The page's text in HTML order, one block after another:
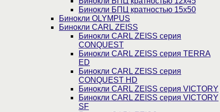
Бинокли БПЦ кратностью 15х50
Бинокли OLYMPUS
Бинокли CARL ZEISS
Бинокли CARL ZEISS серия
CONQUEST
Бинокли CARL ZEISS серия TERRA
ED
Бинокли CARL ZEISS серия
CONQUEST HD
Бинокли CARL ZEISS серия VICTORY
Бинокли CARL ZEISS серия VICTORY
SF